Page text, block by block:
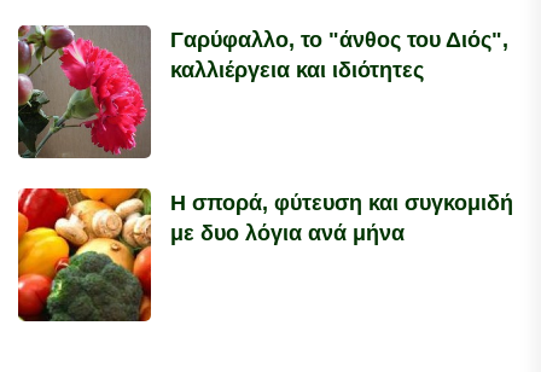
Γαρύφαλλο, το "άνθος του Διός",
καλλιέργεια και ιδιότητες
Η σπορά, φύτευση και συγκομιδή
με δυο λόγια ανά μήνα